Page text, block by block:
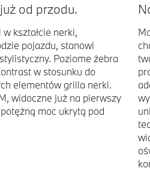
od przodu.
kształcie nerki,
pojazdu, stanowi
Poziome żebra
w stosunku do
elementów grilla nerki.
widoczne już na pierwszy
moc ukrytą pod